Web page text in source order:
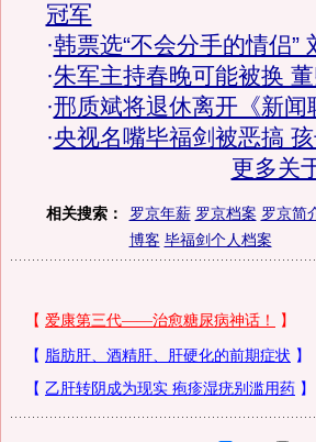
冠军
·韩票选“不会分手的情侣”
·朱军主持春晚可能被换
·邢质斌将退休离开《新闻
·央视名嘴毕福剑被恶搞 孩
更多关
相关搜索： 罗京年薪 罗京档案 罗京简
博客 毕福剑个人档案